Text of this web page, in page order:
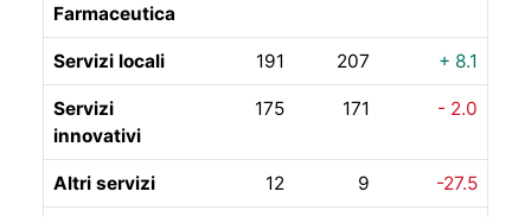
Farmaceutica
Servizi locali 191 207 + 8.1
Servizi
innovativi
175 171 - 2.0
Altri servizi 12 9 -27.5